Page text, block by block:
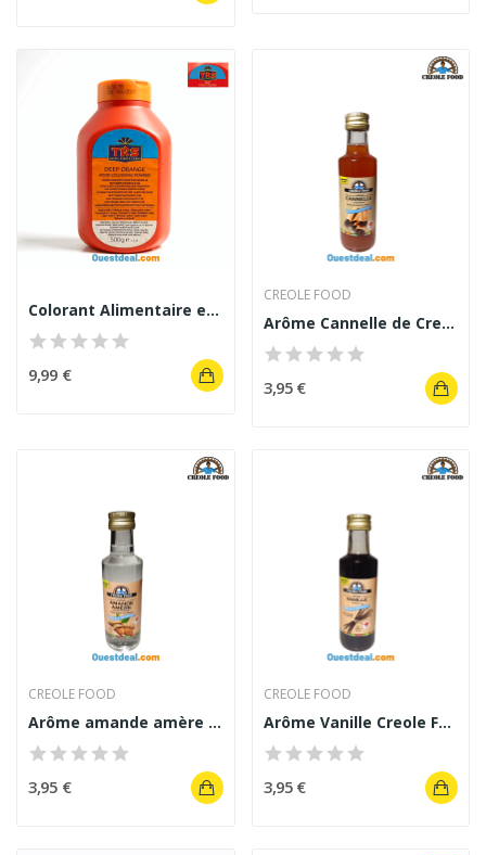
Colorant Alimentaire en Poudre TRS Deep Orange...
9,99 €
CREOLE FOOD
Arôme Cannelle de Creole Food 100 ml
3,95 €
CREOLE FOOD
Arôme amande amère Creole Food 100 ml
3,95 €
CREOLE FOOD
Arôme Vanille Creole Food – Épice à dessert 100 ml
3,95 €